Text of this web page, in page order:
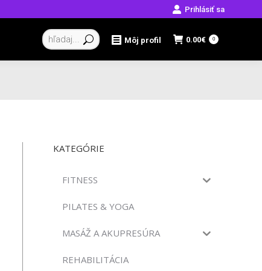
Prihlásiť sa
Vyhľadávanie: Môj profil 0.00€ 0
KATEGÓRIE
FITNESS
PILATES & YOGA
MASÁŽ A AKUPRESÚRA
REHABILITÁCIA